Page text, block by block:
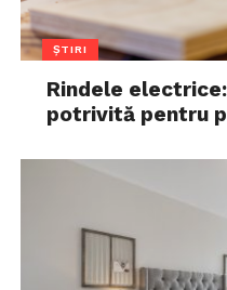
ȘTIRI
Rindele
potrivită pentru